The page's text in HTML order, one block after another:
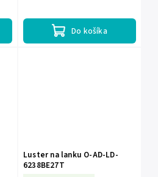
Do košíka
Luster na lanku O-AD-LD-
6238BE27T